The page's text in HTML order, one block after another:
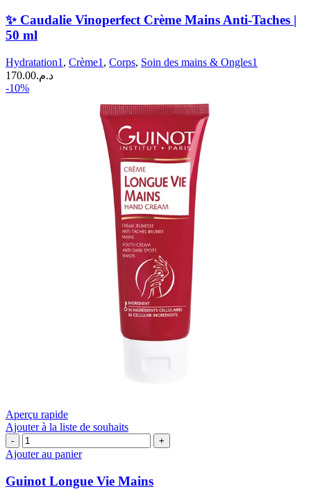
Caudalie
Vinoperfect
Crème
Anti-
Taches
|
✨ Caudalie Vinoperfect Crème Mains Anti-Taches |
50 ml
Hydratation1 , Crème1 , Corps, Soin des mains & Ongles1
د.م.170.00
-10%
Aperçu rapide
Ajouter à la liste de souhaits
quantité
de
Longue
Vie
Ajouter au panier
Guinot Longue Vie Mains